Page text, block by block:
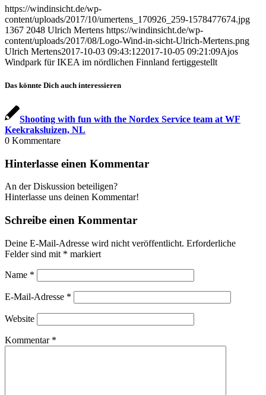
https://windinsicht.de/wp-
content/uploads/2017/10/umertens_170926_259-1578477674.jpg
1367 2048 Ulrich Mertens https://windinsicht.de/wp-
content/uploads/2017/08/Logo-Wind-in-sicht-Ulrich-Mertens.png
Ulrich Mertens2017-10-03 09:43:122017-10-05 09:21:09​Ajos
Windpark für IKEA im nördlichen Finnland fertiggestellt
Das könnte Dich auch interessieren
Shooting with fun with the Nordex Service team at WF
Keekraksluizen, NL
0 Kommentare
Hinterlasse einen Kommentar
An der Diskussion beteiligen?
Hinterlasse uns deinen Kommentar!
Schreibe einen Kommentar
Deine E-Mail-Adresse wird nicht veröffentlicht. Erforderliche
Felder sind mit * markiert
Name *
E-Mail-Adresse *
Website
Kommentar *